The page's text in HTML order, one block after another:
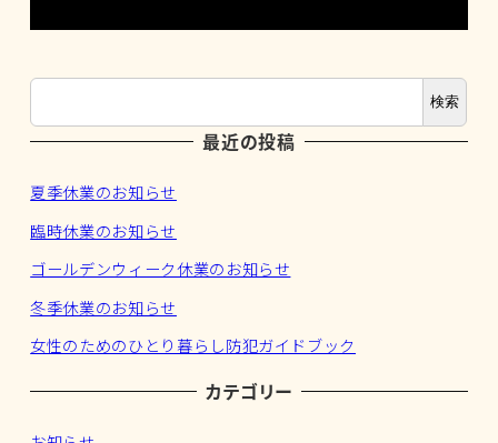
検索
最近の投稿
夏季休業のお知らせ
臨時休業のお知らせ
ゴールデンウィーク休業のお知らせ
冬季休業のお知らせ
女性のためのひとり暮らし防犯ガイドブック
カテゴリー